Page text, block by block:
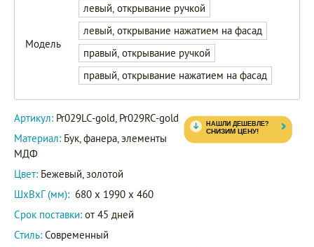
Модель
левый, открывание ручкой
левый, открывание нажатием на фасад
правый, открывание ручкой
правый, открывание нажатием на фасад
Pr029LC-
gold
Pr029RC-
gold
Артикул: Pr029LC-gold, Pr029RC-gold
Материал: Бук, фанера, элементы
МДФ
Цвет: Бежевый, золотой
ШxВxГ (мм): 680 x 1990 x 460
Срок поставки: от 45 дней
Стиль: Современный